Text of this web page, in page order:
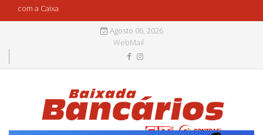
com a Caixa
Agosto 06, 2026
WebMail